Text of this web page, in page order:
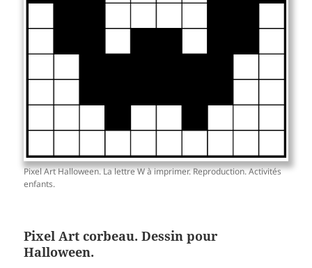
Pixel Art Halloween. La lettre W à imprimer. Reproduction. Activités
enfants.
Pixel Art corbeau. Dessin pour
Halloween.